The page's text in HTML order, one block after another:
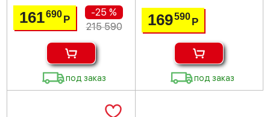
161690 Р
-25 %
215 590
под заказ
169590 Р
под заказ